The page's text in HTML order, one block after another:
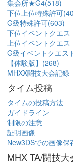
集会所★G4(518)
下位上位特殊許可
G級特殊許可(603)
下位イベントクエス
上位イベントクエス
G級イベントクエス
【体験版】(268)
MHXX闘技大会記録
タイム投稿
タイムの投稿方法
ガイドライン
制限の注意
証明画像
New3DSでの画像保
MHX TA/闘技